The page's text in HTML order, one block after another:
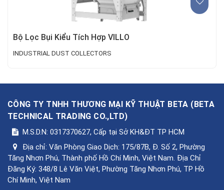
Bộ Lọc Bụi Kiểu Tích Hợp VILLO
INDUSTRIAL DUST COLLECTORS
CÔNG TY TNHH THƯƠNG MẠI KỸ THUẬT BETA (BETA
TECHNICAL TRADING CO.,LTD)
M.S.D.N: 0317370627, Cấp tại Sở KH&ĐT TP HCM
Địa chỉ: Văn Phòng Giao Dịch: 175/87B, Đ. Số 2, Phường
Tăng Nhơn Phú, Thành phố Hồ Chí Minh, Việt Nam. Địa Chỉ
Đăng Ký: 348/8 Lê Văn Việt, Phường Tăng Nhơn Phú, TP Hồ
Chí Minh, Việt Nam